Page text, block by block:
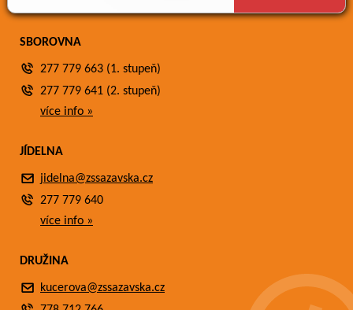
SBOROVNA
277 779 663 (1. stupeň)
277 779 641 (2. stupeň)
více info »
JÍDELNA
jidelna@zssazavska.cz
277 779 640
více info »
DRUŽINA
kucerova@zssazavska.cz